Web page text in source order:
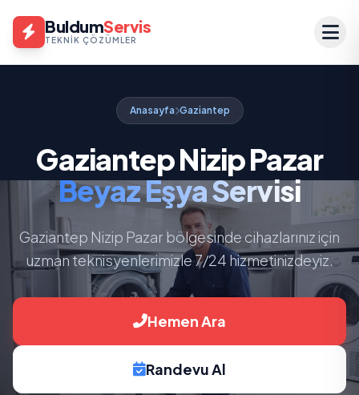
BuldumServis
TEKNIK ÇÖZÜMLER
Anasayfa Gaziantep
Gaziantep Nizip Pazar
Beyaz Eşya Servisi
Gaziantep Nizip Pazar bölgesinde cihazlarınız için
uzman teknisyenlerimizle 7/24 hizmetinizdeyiz.
Hemen Ara
Randevu Al